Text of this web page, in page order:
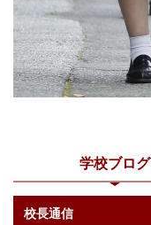
学校ブログ
校長通信